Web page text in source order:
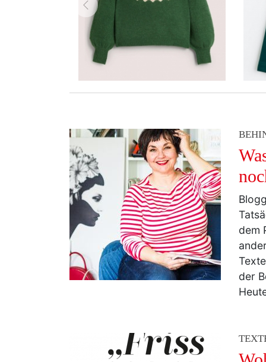
zurück
dem
der